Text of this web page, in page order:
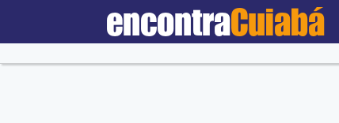
encontraCuiabá